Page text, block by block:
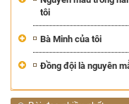
tôi
Bà Minh của tôi
Đồng đội là nguyên